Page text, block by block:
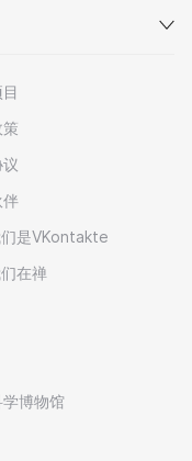
伴
是VKontakte
在禅
学博物馆